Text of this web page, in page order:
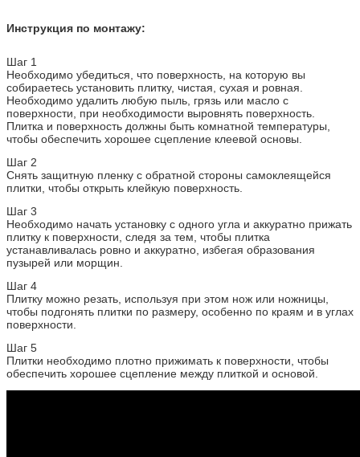
Инструкция по монтажу:
Шаг 1
Необходимо убедиться, что поверхность, на которую вы
собираетесь установить плитку, чистая, сухая и ровная.
Необходимо удалить любую пыль, грязь или масло с
поверхности, при необходимости выровнять поверхность.
Плитка и поверхность должны быть комнатной температуры,
чтобы обеспечить хорошее сцепление клеевой основы.
Шаг 2
Снять защитную пленку с обратной стороны самоклеящейся
плитки, чтобы открыть клейкую поверхность.
Шаг 3
Необходимо начать установку с одного угла и аккуратно прижать
плитку к поверхности, следя за тем, чтобы плитка
устанавливалась ровно и аккуратно, избегая образования
пузырей или морщин.
Шаг 4
Плитку можно резать, используя при этом нож или ножницы,
чтобы подгонять плитки по размеру, особенно по краям и в углах
поверхности.
Шаг 5
Плитки необходимо плотно прижимать к поверхности, чтобы
обеспечить хорошее сцепление между плиткой и основой.